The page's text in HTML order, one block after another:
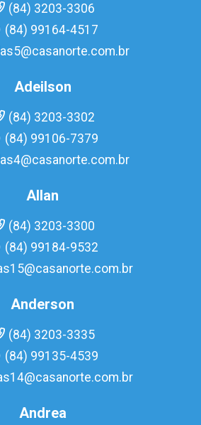
(84) 3203-3306
(84) 99164-4517
Adeilson
(84) 3203-3302
(84) 99106-7379
Allan
(84) 3203-3300
(84) 99184-9532
Anderson
(84) 3203-3335
(84) 99135-4539
Andrea